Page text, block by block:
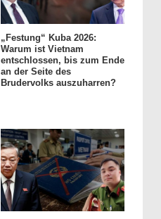
„Festung“ Kuba 2026:
Warum ist Vietnam
entschlossen, bis zum Ende
an der Seite des
Brudervolks auszuharren?